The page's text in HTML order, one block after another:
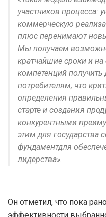
участников процесса:
коммерческую
плюс перенимают
Мы получаем
кратчайшие сроки и на
компетенций
потребителям, что
определения
старте и создания
конкурентными
этим для государства
фундаментдля
лидерства».
Он отметил, что пока
эффективности